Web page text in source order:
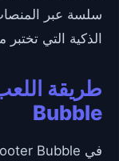
سلسة عبر
الذكية التي
Bubble